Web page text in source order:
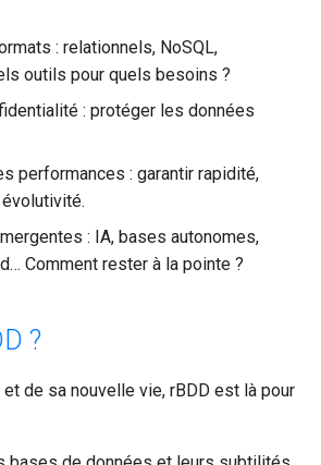
: relationnels, NoSQL,
outils pour quels besoins ?
: protéger les données
performances : garantir rapidité,
: IA, bases autonomes,
Comment rester à la pointe ?
?
et de sa nouvelle vie, rBDD est là pour